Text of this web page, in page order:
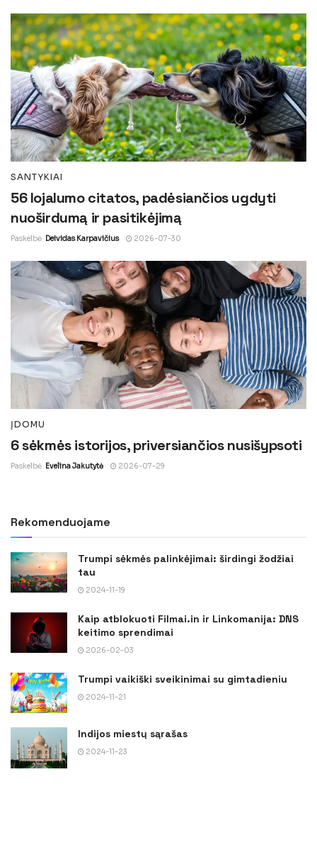
SANTYKIAI
56 lojalumo citatos, padėsiančios ugdyti
nuoširdumą ir pasitikėjimą
Paskelbė Deividas Karpavičius 2026-07-30
ĮDOMU
6 sėkmės istorijos, priversiančios nusišypsoti
Paskelbė Evelina Jakutytė 2026-07-29
Rekomenduojame
Trumpi sėkmės palinkėjimai: širdingi žodžiai
tau
2024-11-19
Kaip atblokuoti Filmai.in ir Linkomanija: DNS
keitimo sprendimai
2026-02-03
Trumpi vaikiški sveikinimai su gimtadieniu
2024-11-21
Indijos miestų sąrašas
2024-11-23